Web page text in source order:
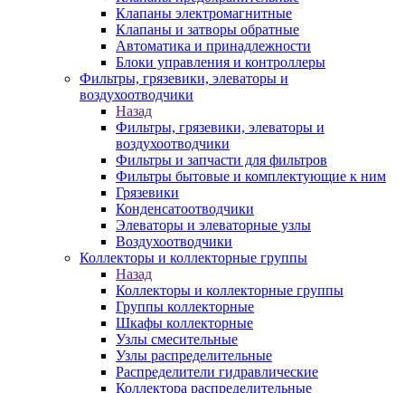
Клапаны электромагнитные
Клапаны и затворы обратные
Автоматика и принадлежности
Блоки управления и контроллеры
Фильтры, грязевики, элеваторы и
воздухоотводчики
Назад
Фильтры, грязевики, элеваторы и
воздухоотводчики
Фильтры и запчасти для фильтров
Фильтры бытовые и комплектующие к ним
Грязевики
Конденсатоотводчики
Элеваторы и элеваторные узлы
Воздухоотводчики
Коллекторы и коллекторные группы
Назад
Коллекторы и коллекторные группы
Группы коллекторные
Шкафы коллекторные
Узлы смесительные
Узлы распределительные
Распределители гидравлические
Коллектора распределительные